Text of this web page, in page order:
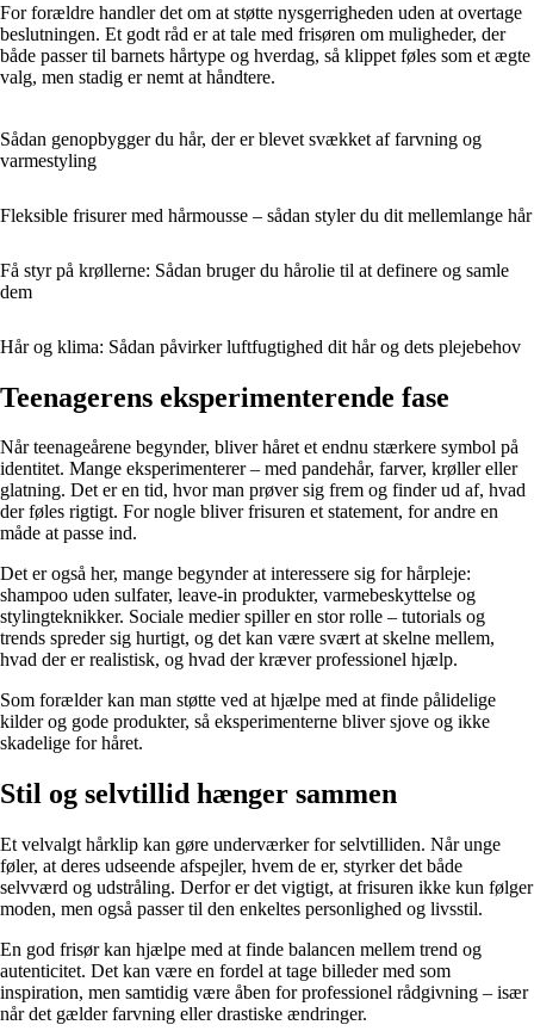
For forældre handler det om at støtte nysgerrigheden uden at overtage
beslutningen. Et godt råd er at tale med frisøren om muligheder, der
både passer til barnets hårtype og hverdag, så klippet føles som et ægte
valg, men stadig er nemt at håndtere.
Sådan genopbygger du hår, der er blevet svækket af farvning og
varmestyling
Fleksible frisurer med hårmousse – sådan styler du dit mellemlange hår
Få styr på krøllerne: Sådan bruger du hårolie til at definere og samle
dem
Hår og klima: Sådan påvirker luftfugtighed dit hår og dets plejebehov
Teenagerens eksperimenterende fase
Når teenageårene begynder, bliver håret et endnu stærkere symbol på
identitet. Mange eksperimenterer – med pandehår, farver, krøller eller
glatning. Det er en tid, hvor man prøver sig frem og finder ud af, hvad
der føles rigtigt. For nogle bliver frisuren et statement, for andre en
måde at passe ind.
Det er også her, mange begynder at interessere sig for hårpleje:
shampoo uden sulfater, leave-in produkter, varmebeskyttelse og
stylingteknikker. Sociale medier spiller en stor rolle – tutorials og
trends spreder sig hurtigt, og det kan være svært at skelne mellem,
hvad der er realistisk, og hvad der kræver professionel hjælp.
Som forælder kan man støtte ved at hjælpe med at finde pålidelige
kilder og gode produkter, så eksperimenterne bliver sjove og ikke
skadelige for håret.
Stil og selvtillid hænger sammen
Et velvalgt hårklip kan gøre underværker for selvtilliden. Når unge
føler, at deres udseende afspejler, hvem de er, styrker det både
selvværd og udstråling. Derfor er det vigtigt, at frisuren ikke kun følger
moden, men også passer til den enkeltes personlighed og livsstil.
En god frisør kan hjælpe med at finde balancen mellem trend og
autenticitet. Det kan være en fordel at tage billeder med som
inspiration, men samtidig være åben for professionel rådgivning – især
når det gælder farvning eller drastiske ændringer.